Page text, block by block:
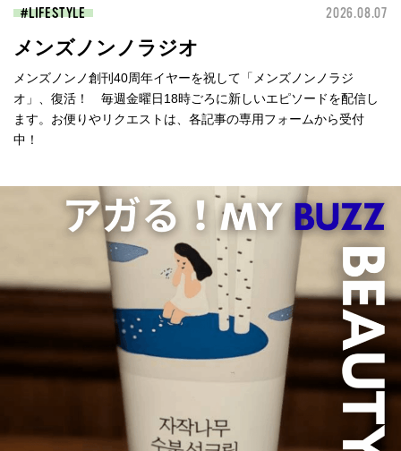
LIFESTYLE 2026.08.07
メンズノンノラジオ
メンズノンノ創刊40周年イヤーを祝して「メンズノンノラジ
オ」、復活！ 毎週金曜日18時ごろに新しいエピソードを配信し
ます。お便りやリクエストは、各記事の専用フォームから受付
中！